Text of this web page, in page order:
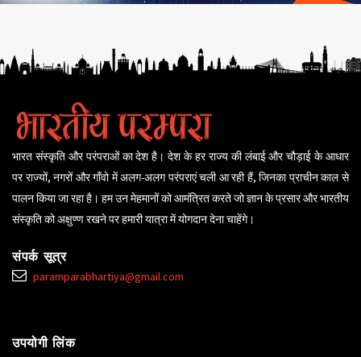
भारत संस्कृति और परंपराओं का देश है। देश के हर राज्य की लंबाई और चौड़ाई के आधार
पर राज्यों, नगरों और गाँवो में अलग-अलग परंपराएं चली आ रही हैं, जिनका प्राचीन काल से
पालन किया जा रहा है। हम उन मेहमानों को आमंत्रित करते जो ज्ञान के प्रसार और भारतीय
संस्कृति को अक्षुण्ण रखने पर हमारी यात्रा में योगदान देना चाहेंगे।
संपर्क सूत्र
paramparabhartiya@gmail.com
उपयोगी लिंक